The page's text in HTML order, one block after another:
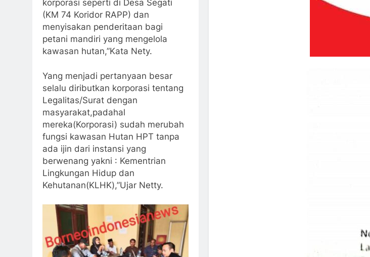
korporasi seperti di Desa Segati
(KM 74 Koridor RAPP) dan
menyisakan penderitaan bagi
petani mandiri yang mengelola
kawasan hutan,”Kata Nety.
Yang menjadi pertanyaan besar
selalu diributkan korporasi tentang
Legalitas/Surat dengan
masyarakat,padahal
mereka(Korporasi) sudah merubah
fungsi kawasan Hutan HPT tanpa
ada ijin dari instansi yang
berwenang yakni : Kementrian
Lingkungan Hidup dan
Kehutanan(KLHK),”Ujar Netty.